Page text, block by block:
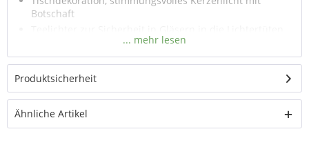
Botschaft
Produktsicherheit
Ähnliche Artikel